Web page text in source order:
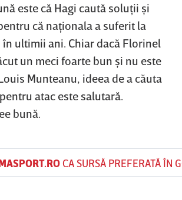
este că Hagi caută soluţii şi
că naţionala a suferit la
ultimii ani. Chiar dacă Florinel
un meci foarte bun şi nu este
Munteanu, ideea de a căuta
atac este salutară.
bună.
CA SURSĂ PREFERATĂ ÎN